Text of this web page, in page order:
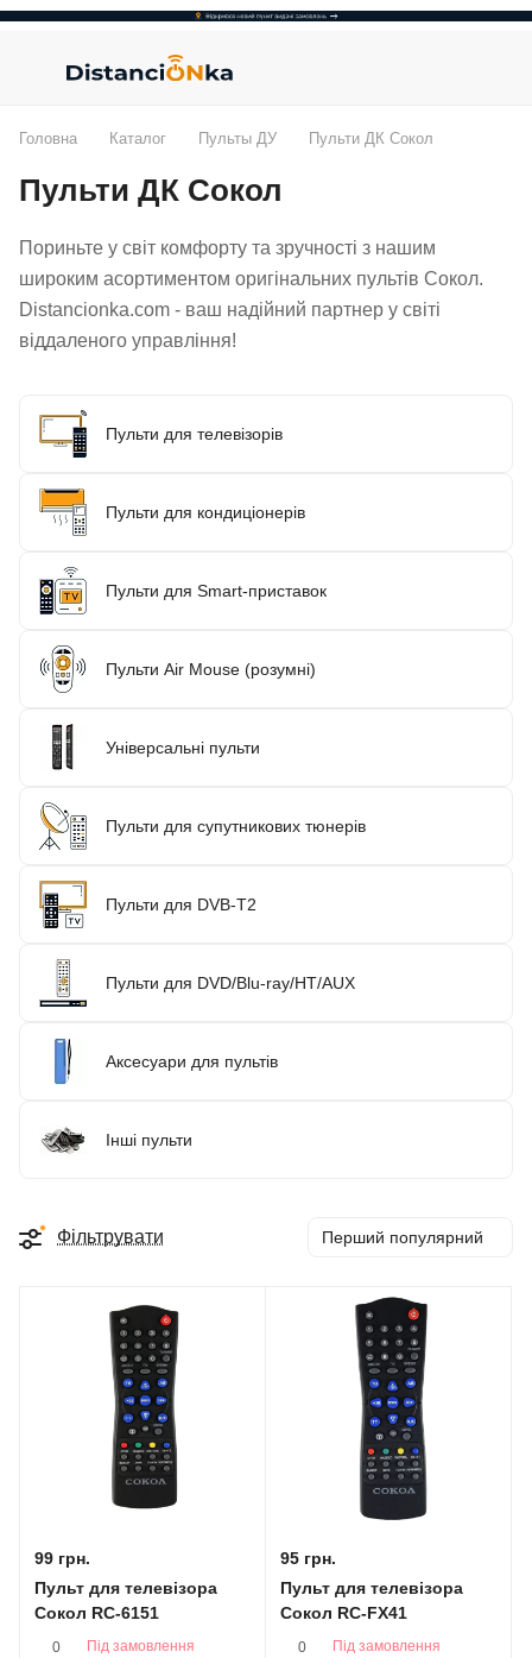
Головна Каталог Пульты ДУ Пульти ДК Сокол
Пульти ДК Сокол
Пориньте у світ комфорту та зручності з нашим
широким асортиментом оригінальних пультів Сокол.
Distancionka.com - ваш надійний партнер у світі
віддаленого управління!
Пульти для телевізорів
Пульти для кондиціонерів
Пульти для Smart-приставок
Пульти Air Mouse (розумні)
Універсальні пульти
Пульти для супутникових тюнерів
Пульти для DVB-T2
Пульти для DVD/Blu-ray/HT/AUX
Аксесуари для пультів
Інші пульти
Фільтрувати Перший популярний
99 грн.
Пульт для телевізора
Сокол RС-6151
0 Під замовлення
95 грн.
Пульт для телевізора
Сокол RC-FX41
0 Під замовлення